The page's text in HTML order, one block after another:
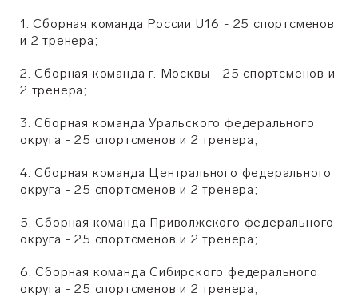
1.Сборная команда России U16 - 25 спортсменов
и 2 тренера;
2.Сборная команда г. Москвы - 25 спортсменов и
2 тренера;
3.Сборная команда Уральского федерального
округа - 25 спортсменов и 2 тренера;
4.Сборная команда Центрального федерального
округа - 25 спортсменов и 2 тренера;
5.Сборная команда Приволжского федерального
округа - 25 спортсменов и 2 тренера;
6.Сборная команда Сибирского федерального
округа - 25 спортсменов и 2 тренера;